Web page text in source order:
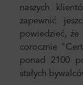
naszych
zapewnić
powiedzieć,
corocznie
ponad 2100
stałych